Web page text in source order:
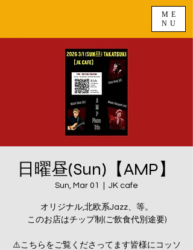
ME
NU
日曜昼(Sun)【AMP】
Sun, Mar 01 JK cafe
オリジナル,北欧系Jazz、等。
このお店はチップ制(ご飲食代別途要)
⚠️こちらをご覧くださってます皆様にコッソ